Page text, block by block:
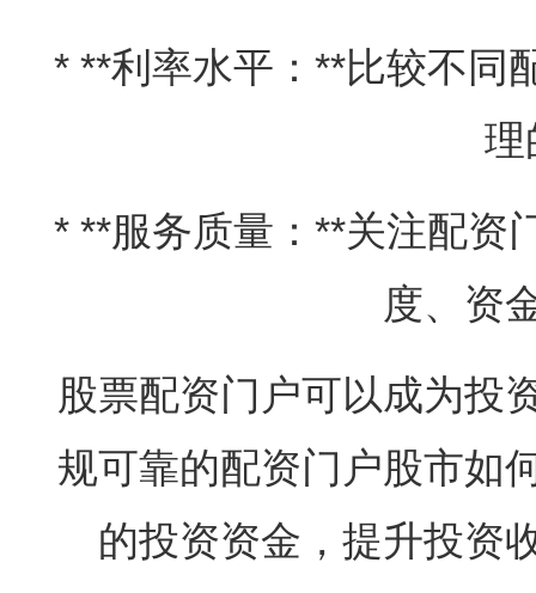
* **利率水平：**比较不同
理
* **服务质量：**关注配资
度、资
股票配资门户可以成为投
规可靠的配资门户股市如
的投资资金，提升投资